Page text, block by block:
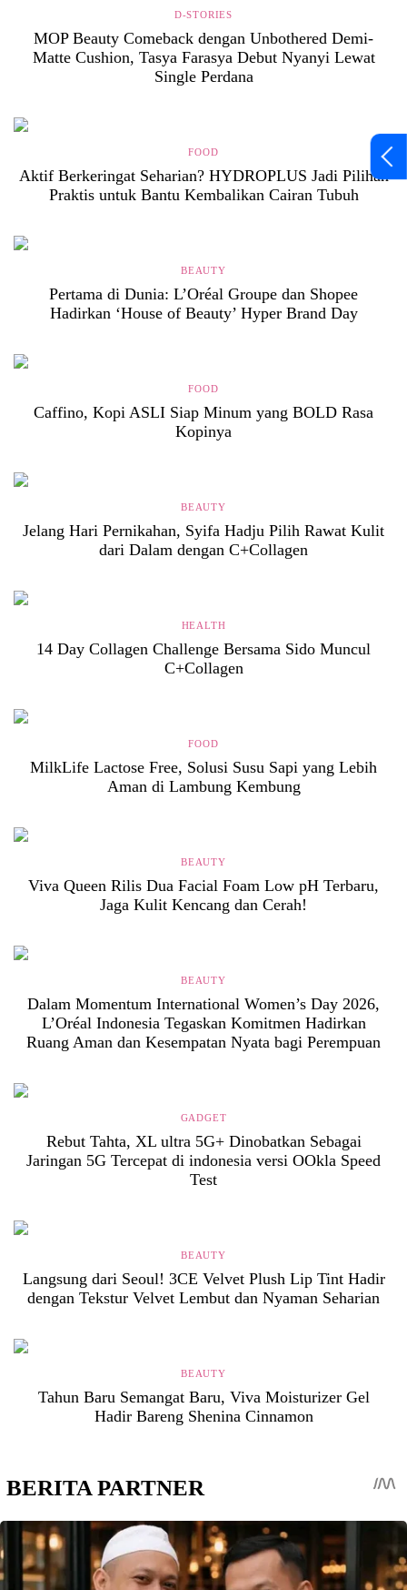
D-STORIES
MOP Beauty Comeback dengan Unbothered Demi-
Matte Cushion, Tasya Farasya Debut Nyanyi Lewat
Single Perdana
FOOD
Aktif Berkeringat Seharian? HYDROPLUS Jadi Pilihan
Praktis untuk Bantu Kembalikan Cairan Tubuh
BEAUTY
Pertama di Dunia: L’Oréal Groupe dan Shopee
Hadirkan ‘House of Beauty’ Hyper Brand Day
FOOD
Caffino, Kopi ASLI Siap Minum yang BOLD Rasa
Kopinya
BEAUTY
Jelang Hari Pernikahan, Syifa Hadju Pilih Rawat Kulit
dari Dalam dengan C+Collagen
HEALTH
14 Day Collagen Challenge Bersama Sido Muncul
C+Collagen
FOOD
MilkLife Lactose Free, Solusi Susu Sapi yang Lebih
Aman di Lambung Kembung
BEAUTY
Viva Queen Rilis Dua Facial Foam Low pH Terbaru,
Jaga Kulit Kencang dan Cerah!
BEAUTY
Dalam Momentum International Women’s Day 2026,
L’Oréal Indonesia Tegaskan Komitmen Hadirkan
Ruang Aman dan Kesempatan Nyata bagi Perempuan
GADGET
Rebut Tahta, XL ultra 5G+ Dinobatkan Sebagai
Jaringan 5G Tercepat di indonesia versi OOkla Speed
Test
BEAUTY
Langsung dari Seoul! 3CE Velvet Plush Lip Tint Hadir
dengan Tekstur Velvet Lembut dan Nyaman Seharian
BEAUTY
Tahun Baru Semangat Baru, Viva Moisturizer Gel
Hadir Bareng Shenina Cinnamon